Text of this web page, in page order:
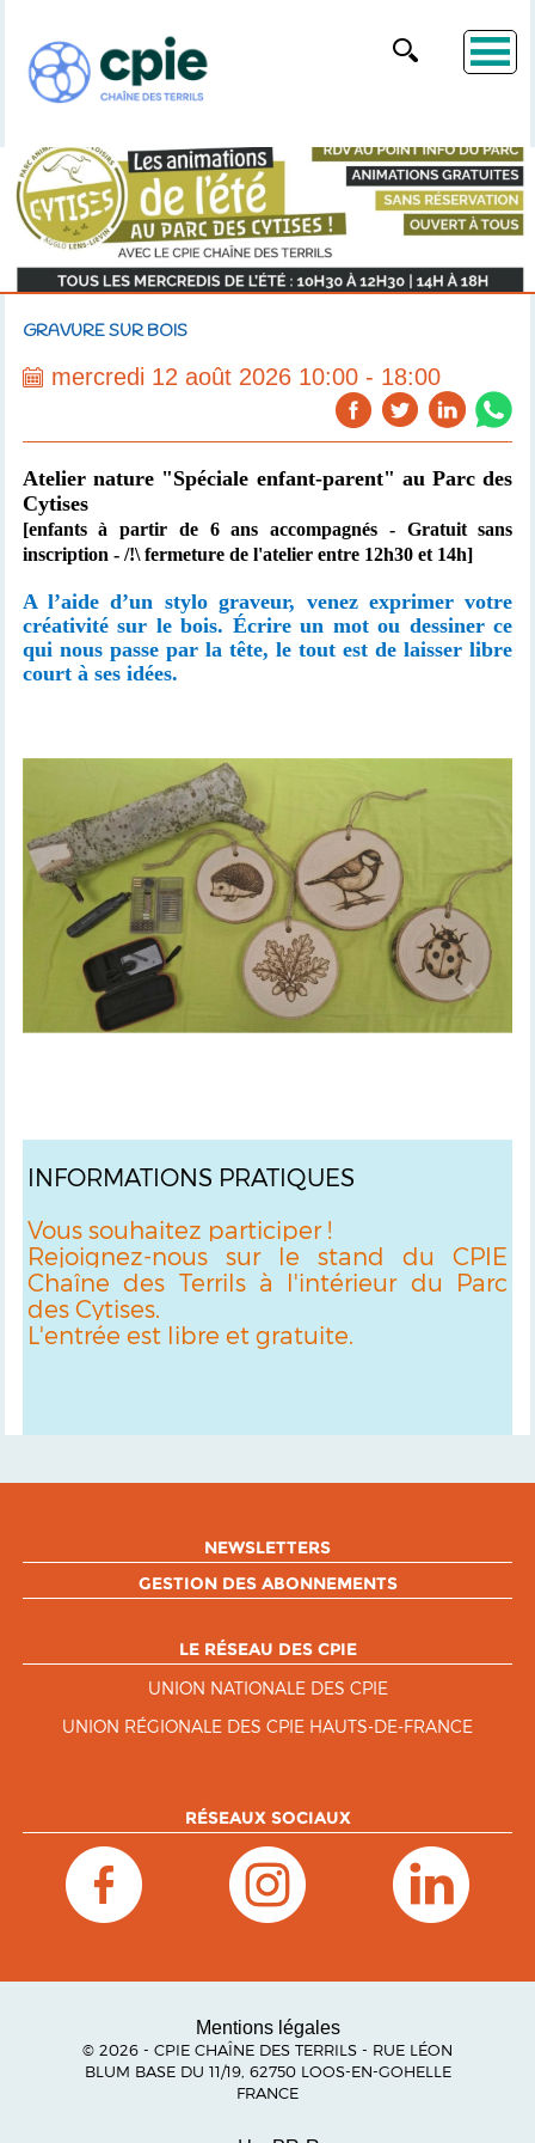
GRAVURE SUR BOIS
mercredi 12 août 2026 10:00 - 18:00
Atelier nature "Spéciale enfant-parent" au Parc des
Cytises
[enfants à partir de 6 ans accompagnés - Gratuit sans
inscription - /!\ fermeture de l'atelier entre 12h30 et 14h]
A l’aide d’un stylo graveur, venez exprimer votre
créativité sur le bois. Écrire un mot ou dessiner ce
qui nous passe par la tête, le tout est de laisser libre
court à ses idées.
INFORMATIONS PRATIQUES
Vous souhaitez participer !
Rejoignez-nous sur le stand du CPIE
Chaîne des Terrils à l'intérieur du Parc
des Cytises.
L'entrée est libre et gratuite.
NEWSLETTERS
GESTION DES ABONNEMENTS
LE RÉSEAU DES CPIE
UNION NATIONALE DES CPIE
UNION RÉGIONALE DES CPIE HAUTS-DE-FRANCE
RÉSEAUX SOCIAUX
Mentions légales
© 2026 - CPIE CHAÎNE DES TERRILS - RUE LÉON
BLUM BASE DU 11/19, 62750 LOOS-EN-GOHELLE
FRANCE